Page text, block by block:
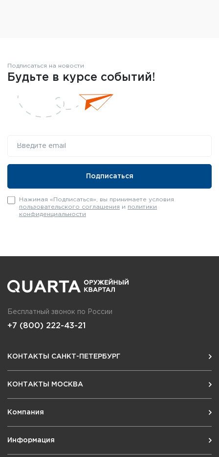
Подписаться на новости
Будьте в курсе событий!
Нажимая «Подписаться», вы принимаете условия
пользовательского соглашения и политики
конфиденциальности
Бесплатный звонок по России
+7 (800) 222-43-21
КОНТАКТЫ САНКТ-ПЕТЕРБУРГ
КОНТАКТЫ МОСКВА
Компания
Информация